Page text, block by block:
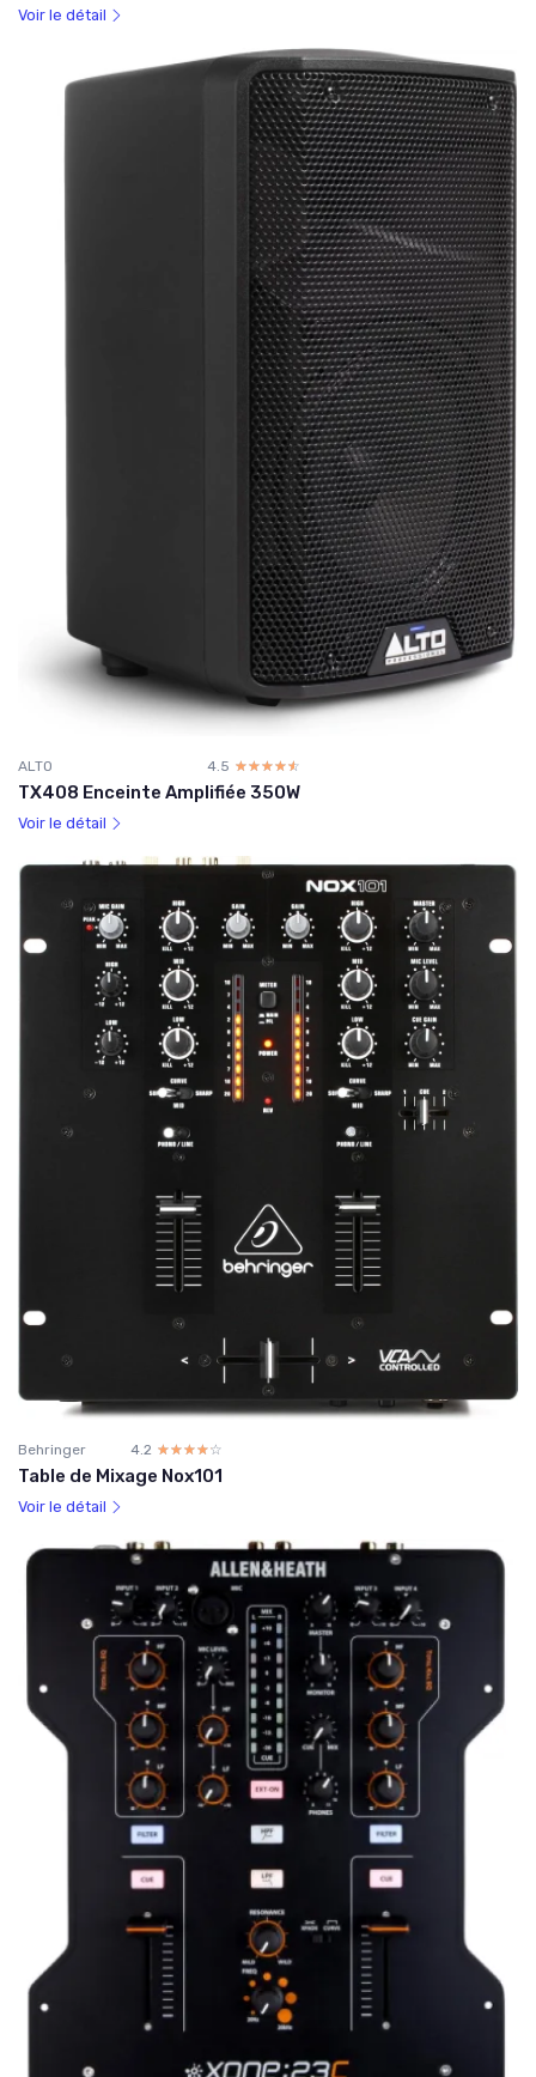
Voir le détail
ALTO 4.5 ☆☆☆☆☆
★★★★★
TX408 Enceinte Amplifiée 350W
Voir le détail
Behringer 4.2 ☆☆☆☆☆
★★★★★
Table de Mixage Nox101
Voir le détail